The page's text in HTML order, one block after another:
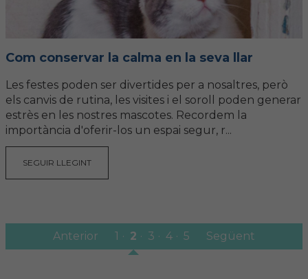
Com conservar la calma en la seva llar
Les festes poden ser divertides per a nosaltres, però
els canvis de rutina, les visites i el soroll poden generar
estrès en les nostres mascotes. Recordem la
importància d'oferir-los un espai segur, r...
SEGUIR LLEGINT
Anterior 1 2 3 4 5 Següent